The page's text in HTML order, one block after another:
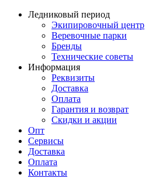
Ледниковый период
Экипировочный центр
Веревочные парки
Бренды
Технические советы
Информация
Реквизиты
Доставка
Оплата
Гарантия и возврат
Скидки и акции
Опт
Сервисы
Доставка
Оплата
Контакты